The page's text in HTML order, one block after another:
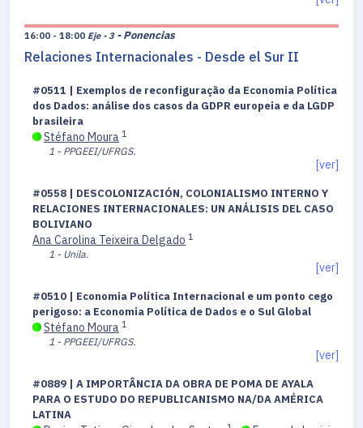
16:00 - 18:00 Eje - 3 - Ponencias
Relaciones Internacionales - Desde el Sur II
#0511 | Exemplos de reconfiguração da Economia Política
dos Dados: análise dos casos da GDPR europeia e da LGDP
brasileira
Stéfano Moura 1
1 - PPGEEI/UFRGS.
[ver]
#0558 | DESCOLONIZACIÓN, COLONIALISMO INTERNO Y
RELACIONES INTERNACIONALES: UN ANÁLISIS DEL CASO
BOLIVIANO
Ana Carolina Teixeira Delgado 1
1 - Unila.
[ver]
#0510 | Economia Política Internacional e um ponto cego
perigoso: a Economia Política de Dados e o Sul Global
Stéfano Moura 1
1 - PPGEEI/UFRGS.
[ver]
#0889 | A IMPORTÂNCIA DA OBRA DE POMA DE AYALA
PARA O ESTUDO DO REPUBLICANISMO NA/DA AMÉRICA
LATINA